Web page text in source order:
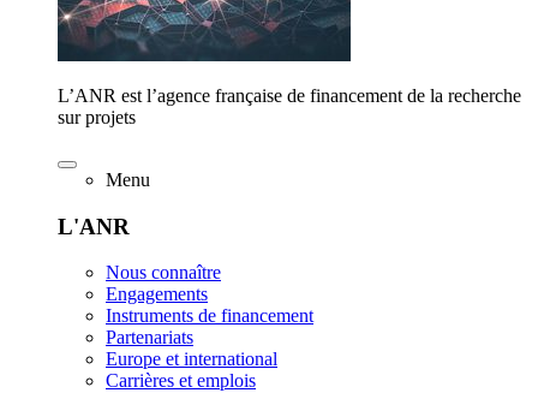
L’ANR est l’agence française de financement de la recherche
sur projets
Menu
L'ANR
Nous connaître
Engagements
Instruments de financement
Partenariats
Europe et international
Carrières et emplois